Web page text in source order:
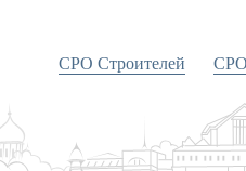
СРО Строителей